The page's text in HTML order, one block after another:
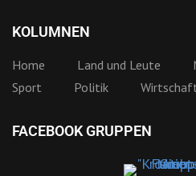
KOLUMNEN
Home Land und Leute
Sport
Politik
FACEBOOK GRUPPEN